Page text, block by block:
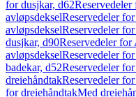
for dusjkar, d62
avløpsdekselReservedeler
avløpsdekselReservedeler
dusjkar, d90Reservedeler for
avløpsdekselReservedeler
badekar, d52Reservedeler
dreiehåndtakReservedeler
for dreiehåndtakMed